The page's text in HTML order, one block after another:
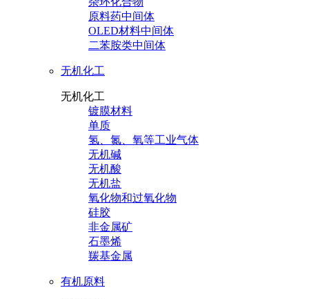
原料药中间体
OLED材料中间体
二苯胺类中间体
无机化工
无机化工
镀膜材料
单质
氢、氮、氧等工业气体
无机碱
无机酸
无机盐
氧化物和过氧化物
硅胶
非金属矿
石墨烯
羰基金属
有机原料